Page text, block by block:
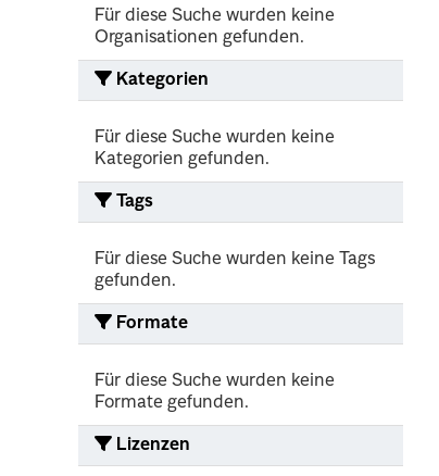
Für diese Suche wurden keine
Organisationen gefunden.
Kategorien
Für diese Suche wurden keine
Kategorien gefunden.
Tags
Für diese Suche wurden keine Tags
gefunden.
Formate
Für diese Suche wurden keine
Formate gefunden.
Lizenzen